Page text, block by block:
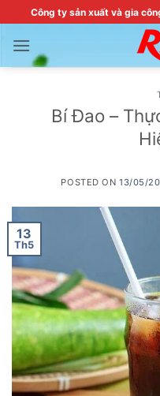
to
content
Công ty sản xuất và gia
Bí Đao –
POSTED ON13/05/
13
Th5